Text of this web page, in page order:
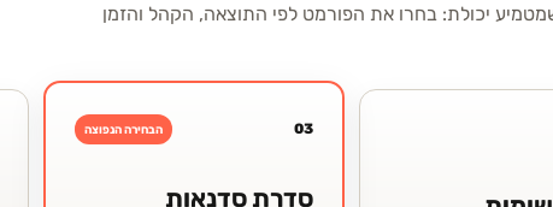
יכולת: בחרו את הפורמט לפי התוצאה, הקהל והזמן
03 הבחירה הנפוצה
סדרת סדנאות